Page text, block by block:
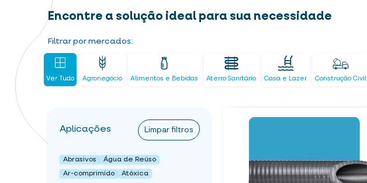
Encontre a solução ideal para sua necessidade
Filtrar por mercados:
Ver Tudo Agronegócio Alimentos e Bebidas Aterro Sanitário Casa e Lazer Construção Civil
Aplicações Limpar filtros
Abrasivos
Água de Reúso
Ar-comprimido
Atóxica